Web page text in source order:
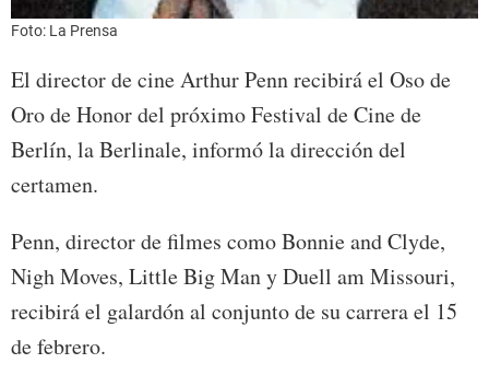
Foto: La Prensa
El director de cine Arthur Penn recibirá el Oso de
Oro de Honor del próximo Festival de Cine de
Berlín, la Berlinale, informó la dirección del
certamen.
Penn, director de filmes como Bonnie and Clyde,
Nigh Moves, Little Big Man y Duell am Missouri,
recibirá el galardón al conjunto de su carrera el 15
de febrero.